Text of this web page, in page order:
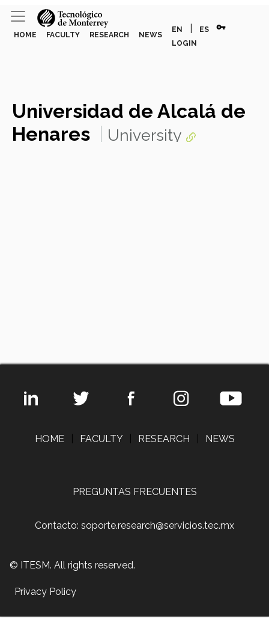
HOME FACULTY RESEARCH NEWS
EN ES vpn_key
LOGIN
Universidad de Alcalá de
Henares
University
HOME FACULTY RESEARCH NEWS
PREGUNTAS FRECUENTES
Contacto: soporte.research@servicios.tec.mx
© ITESM. All rights reserved.
Privacy Policy